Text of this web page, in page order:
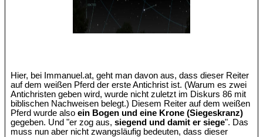
Hier, bei Immanuel.at, geht man davon aus, dass dieser Reiter
auf dem weißen Pferd der erste Antichrist ist. (Warum es zwei
Antichristen geben wird, wurde nicht zuletzt im Diskurs 86 mit
biblischen Nachweisen belegt.) Diesem Reiter auf dem weißen
Pferd wurde alsoein Bogen und eine Krone (Siegeskranz)
gegeben. Und "er zog aus,siegend und damit er siege". Das
muss nun aber nicht zwangsläufig bedeuten, dass dieser